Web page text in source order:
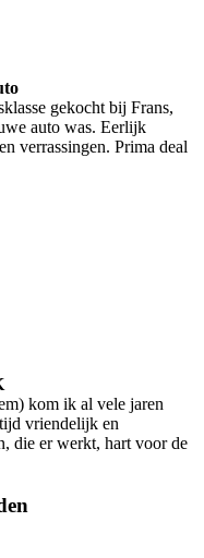
gekocht bij Frans,
auto was. Eerlijk
verrassingen. Prima deal
kom ik al vele jaren
vriendelijk en
die er werkt, hart voor de